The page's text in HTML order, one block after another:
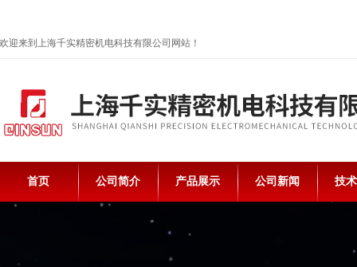
欢迎来到上海千实精密机电科技有限公司网站！
首页 公司简介 产品展示 公司新闻 技